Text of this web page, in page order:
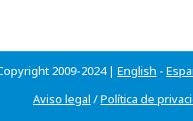
2009-2024 | English -
Aviso legal /Política de